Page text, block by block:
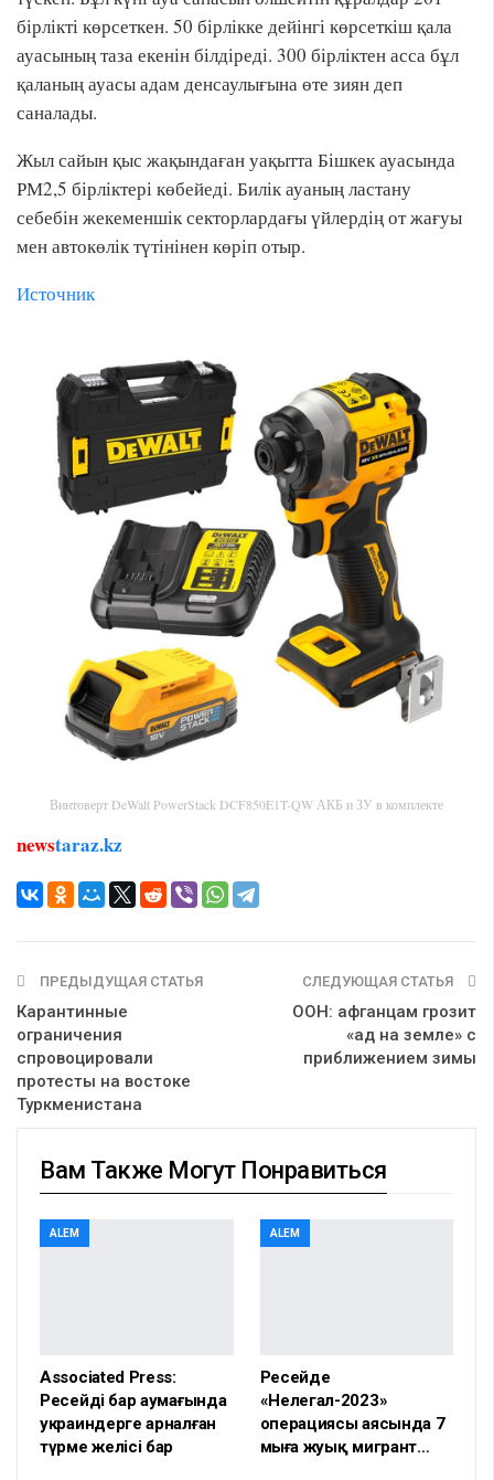
бірлікті көрсеткен. 50 бірлікке дейінгі көрсеткіш қала
ауасының таза екенін білдіреді. 300 бірліктен асса бұл
қаланың ауасы адам денсаулығына өте зиян деп
саналады.
Жыл сайын қыс жақындаған уақытта Бішкек ауасында
РМ2,5 бірліктері көбейеді. Билік ауаның ластану
себебін жекеменшік секторлардағы үйлердің от жағуы
мен автокөлік түтінінен көріп отыр.
Источник
Винтоверт DeWalt PowerStack DCF850E1T-QW АКБ и ЗУ в комплекте
newstaraz.kz
ПРЕДЫДУЩАЯ СТАТЬЯ
Карантинные
ограничения
спровоцировали
протесты на востоке
Туркменистана
СЛЕДУЮЩАЯ СТАТЬЯ
ООН: афганцам грозит
«ад на земле» с
приближением зимы
Вам Также Могут Понравиться
ALEM
Associated Press:
Ресейдің бар аумағында
украиндерге арналған
түрме желісі бар
ALEM
Ресейде
«Нелегал-2023»
операциясы аясында 7
мыңға жуық мигрант…